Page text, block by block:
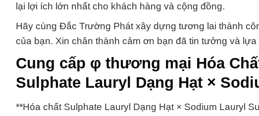
lại lợi ích lớn nhất cho khách hàng và cộng đồng.
Hãy cùng Đắc Trường Phát xây dựng tương lai thành
của bạn. Xin chân thành cảm ơn bạn đã tin tưởng và
Cung cấp φ thương mại Hóa
Sulphate Lauryl Dạng Hạt ×
**Hóa chất Sulphate Lauryl Dạng Hạt × Sodium Lauryl